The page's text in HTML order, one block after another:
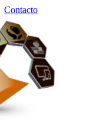
Contacto